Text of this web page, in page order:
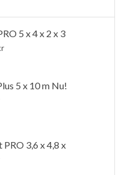
5 x 4 x 2 x 3
5 x 10 m Nu!
3,6 x 4,8 x